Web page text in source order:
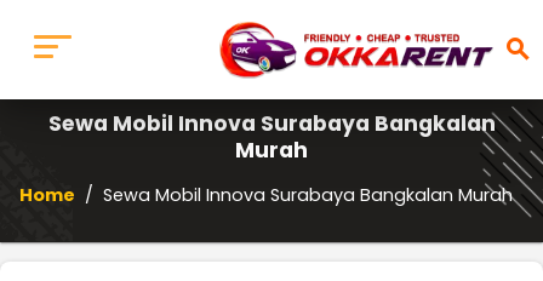
search
Sewa Mobil Innova Surabaya Bangkalan
Murah
Home / Sewa Mobil Innova Surabaya Bangkalan Murah